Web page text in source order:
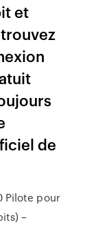
et
de
Pilote pour
–